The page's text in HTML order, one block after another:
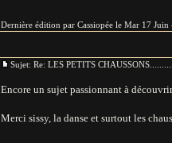
Dernière édition par Cassiopée le Mar 17
Sujet: Re: LES PETITS
Encore un sujet passionnant à
Merci sissy, la danse et surtout les